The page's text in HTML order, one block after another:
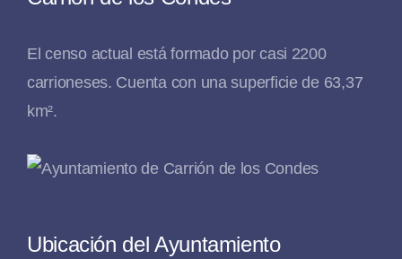
El censo actual está formado por casi 2200
carrioneses. Cuenta con una superficie de 63,37
km².
Ubicación del Ayuntamiento